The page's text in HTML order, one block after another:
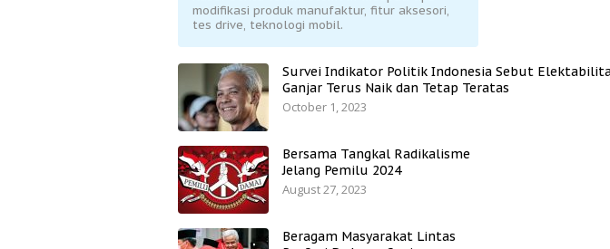
modifikasi produk manufaktur, fitur aksesori,
tes drive, teknologi mobil.
Survei Indikator Politik Indonesia Sebut
Ganjar Terus Naik dan Tetap Teratas
October 1, 2023
Bersama Tangkal Radikalisme
Jelang Pemilu 2024
August 27, 2023
Beragam Masyarakat Lintas